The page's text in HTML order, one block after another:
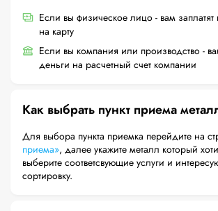
Если вы физическое лицо - вам
на карту
Если вы компания или производство -
деньги на расчетный счет компании
Как выбрать пункт приема
Для выбора пункта приемка перейдите на
приема», далее укажите металл который
выберите соответсвующие услуги и интересующую Вас
сортировку.